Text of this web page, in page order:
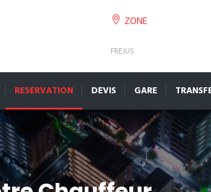
ZONE
FREJUS
RESERVATION DEVIS GARE